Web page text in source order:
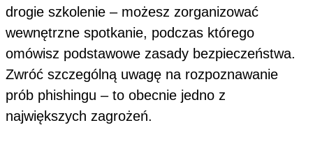
drogie szkolenie – możesz zorganizować
wewnętrzne spotkanie, podczas którego
omówisz podstawowe zasady bezpieczeństwa.
Zwróć szczególną uwagę na rozpoznawanie
prób phishingu – to obecnie jedno z
największych zagrożeń.